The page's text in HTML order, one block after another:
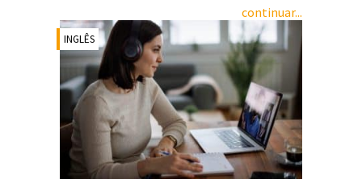
continuar...
INGLÊS